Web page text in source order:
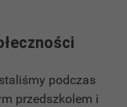
podczas
przedszkolem i